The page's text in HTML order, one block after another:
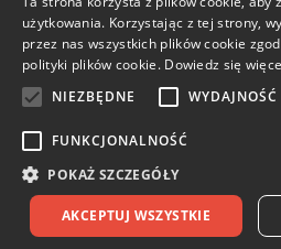
49.90zł
41.95zł
ZAPISZ SIĘ
NASZEGO
© Softika.pl
użytkowania. Korzystając z tej strony,
przez nas wszystkich plików cookie
polityki plików cookie. Dowiedz się
NIEZBĘDNE
WYDAJNOŚĆ
FUNKCJONALNOŚĆ
POKAŻ SZCZEGÓŁY
AKCEPTUJ WSZYSTKIE